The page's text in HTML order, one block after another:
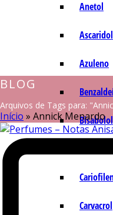
Anetol
Ascaridol
Azuleno
Bisabolol
Carvacrol
BLOG
Arquivos de Tags para:
Início » Annick Menardo